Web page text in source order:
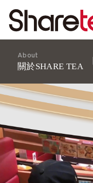
About
關於SHARE TEA